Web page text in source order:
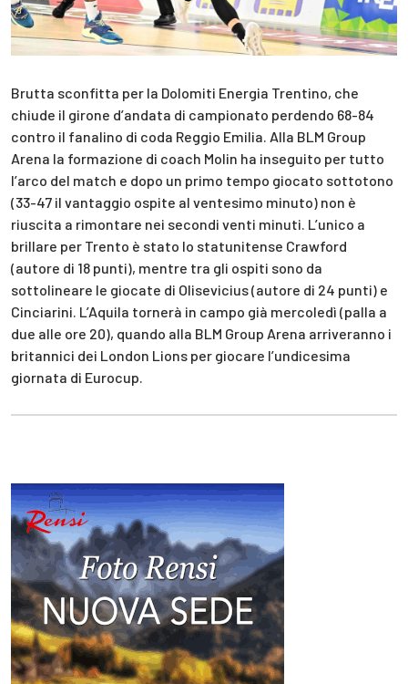
Brutta sconfitta per la Dolomiti Energia Trentino, che
chiude il girone d’andata di campionato perdendo 68-84
contro il fanalino di coda Reggio Emilia. Alla BLM Group
Arena la formazione di coach Molin ha inseguito per tutto
l’arco del match e dopo un primo tempo giocato sottotono
(33-47 il vantaggio ospite al ventesimo minuto) non è
riuscita a rimontare nei secondi venti minuti. L’unico a
brillare per Trento è stato lo statunitense Crawford
(autore di 18 punti), mentre tra gli ospiti sono da
sottolineare le giocate di Olisevicius (autore di 24 punti) e
Cinciarini. L’Aquila tornerà in campo già mercoledì (palla a
due alle ore 20), quando alla BLM Group Arena arriveranno i
britannici dei London Lions per giocare l’undicesima
giornata di Eurocup.